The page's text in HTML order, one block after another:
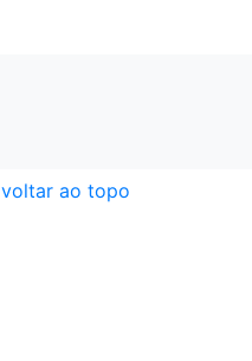
voltar ao topo